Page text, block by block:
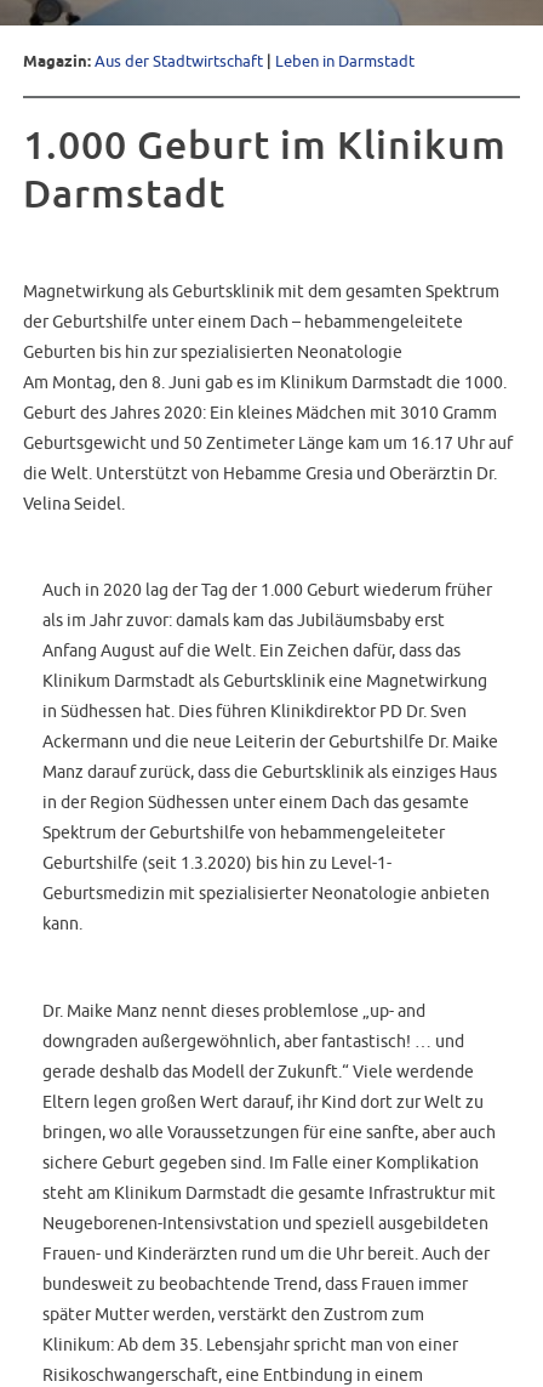
Magazin:Aus der Stadtwirtschaft Leben in Darmstadt
1.000 Geburt im Klinikum
Darmstadt
Magnetwirkung als Geburtsklinik mit dem gesamten Spektrum
der Geburtshilfe unter einem Dach – hebammengeleitete
Geburten bis hin zur spezialisierten Neonatologie
Am Montag, den 8. Juni gab es im Klinikum Darmstadt die 1000.
Geburt des Jahres 2020: Ein kleines Mädchen mit 3010 Gramm
Geburtsgewicht und 50 Zentimeter Länge kam um 16.17 Uhr auf
die Welt. Unterstützt von Hebamme Gresia und Oberärztin Dr.
Velina Seidel.
Auch in 2020 lag der Tag der 1.000 Geburt wiederum früher
als im Jahr zuvor: damals kam das Jubiläumsbaby erst
Anfang August auf die Welt. Ein Zeichen dafür, dass das
Klinikum Darmstadt als Geburtsklinik eine Magnetwirkung
in Südhessen hat. Dies führen Klinikdirektor PD Dr. Sven
Ackermann und die neue Leiterin der Geburtshilfe Dr. Maike
Manz darauf zurück, dass die Geburtsklinik als einziges Haus
in der Region Südhessen unter einem Dach das gesamte
Spektrum der Geburtshilfe von hebammengeleiteter
Geburtshilfe (seit 1.3.2020) bis hin zu Level-1-
Geburtsmedizin mit spezialisierter Neonatologie anbieten
kann.
Dr. Maike Manz nennt dieses problemlose „up- and
downgraden außergewöhnlich, aber fantastisch! … und
gerade deshalb das Modell der Zukunft.“ Viele werdende
Eltern legen großen Wert darauf, ihr Kind dort zur Welt zu
bringen, wo alle Voraussetzungen für eine sanfte, aber auch
sichere Geburt gegeben sind. Im Falle einer Komplikation
steht am Klinikum Darmstadt die gesamte Infrastruktur mit
Neugeborenen-Intensivstation und speziell ausgebildeten
Frauen- und Kinderärzten rund um die Uhr bereit. Auch der
bundesweit zu beobachtende Trend, dass Frauen immer
später Mutter werden, verstärkt den Zustrom zum
Klinikum: Ab dem 35. Lebensjahr spricht man von einer
Risikoschwangerschaft, eine Entbindung in einem